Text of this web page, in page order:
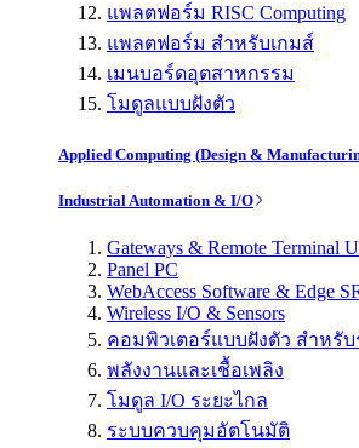
แพลตฟอร์ม RISC Computing
แพลตฟอร์ม สำหรับเกมส์
เมนบอร์ดอุตสาหกรรม
โมดูลแบบฝังตัว
Applied Computing (Design &
Industrial Automation & I/O
Gateways & Remote Terminal
Panel PC
WebAccess Software & Edge
Wireless I/O & Sensors
คอมพิวเตอร์แบบฝังตัว สำหรั
พลังงานและเชื้อเพลิง
โมดูล I/O ระยะไกล
ระบบควบคุมอัตโนมัติ